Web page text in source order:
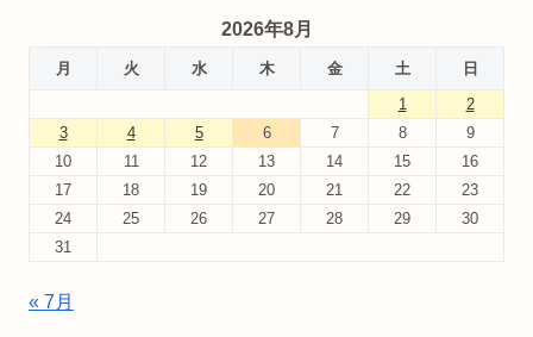
2026年8月
月 火 水 木 金 土
日
1
2
3
4 5 6 7 8
9
10
11 12 13 14 15
16
17
18 19 20 21 22
23
24
25 26 27 28 29
30
31
« 7月